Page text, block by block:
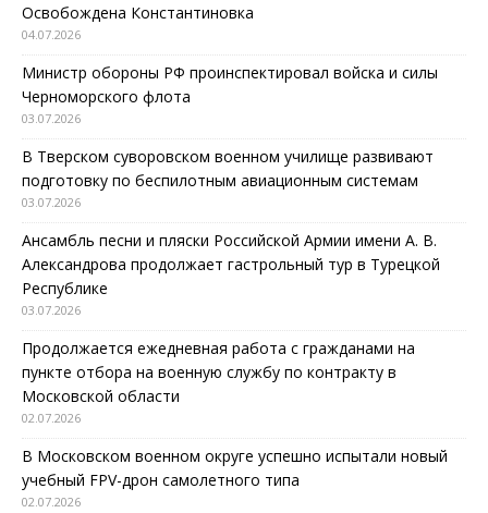
Освобождена Константиновка
04.07.2026
Министр обороны РФ проинспектировал войска и силы
Черноморского флота
03.07.2026
В Тверском суворовском военном училище развивают
подготовку по беспилотным авиационным системам
03.07.2026
Ансамбль песни и пляски Российской Армии имени А. В.
Александрова продолжает гастрольный тур в Турецкой
Республике
03.07.2026
Продолжается ежедневная работа с гражданами на
пункте отбора на военную службу по контракту в
Московской области
02.07.2026
В Московском военном округе успешно испытали новый
учебный FPV-дрон самолетного типа
02.07.2026